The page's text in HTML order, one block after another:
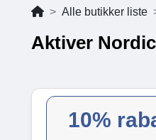
Alle butikker liste
Aktiver
10%